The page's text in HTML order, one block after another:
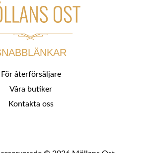
För återförsäljare
Våra butiker
Kontakta oss